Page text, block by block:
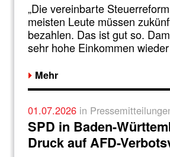
„Die vereinbarte
meisten Leute müssen
bezahlen. Das ist gut so.
sehr hohe Einkommen
Mehr
01.07.2026 in
SPD in Baden-
Druck auf AFD-